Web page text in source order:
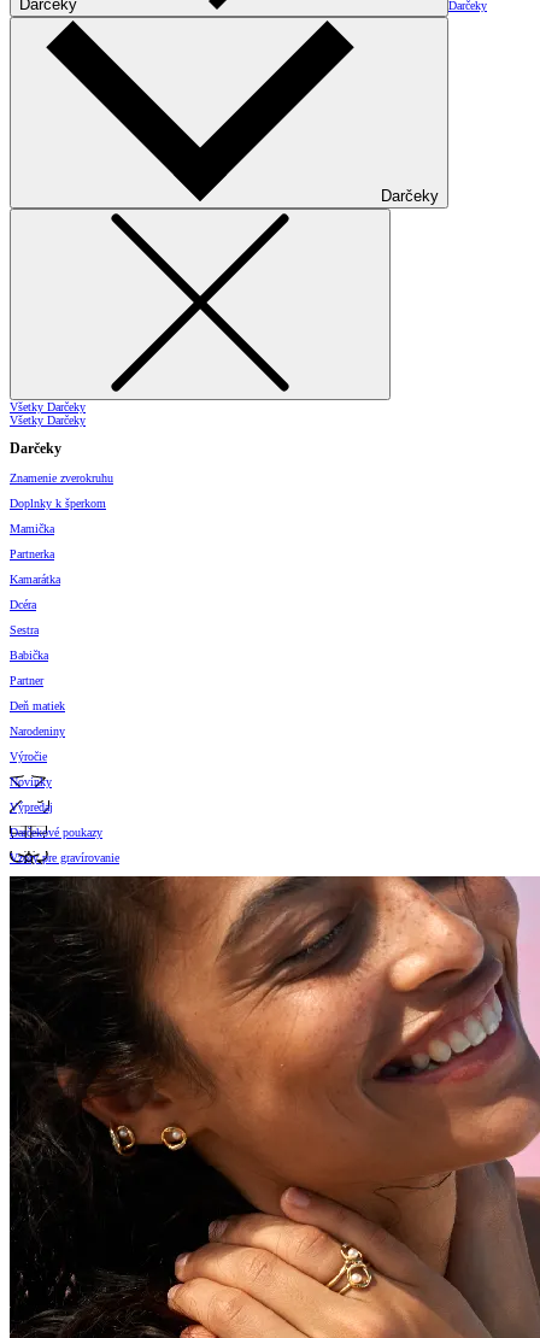
Darčeky Darčeky
Darčeky
Všetky Darčeky
Všetky Darčeky
Darčeky
Znamenie zverokruhu
Doplnky k šperkom
Mamička
Partnerka
Kamarátka
Dcéra
Sestra
Babička
Partner
Deň matiek
Narodeniny
Výročie
Novinky
Výpredaj
Darčekové poukazy
Vzory pre gravírovanie